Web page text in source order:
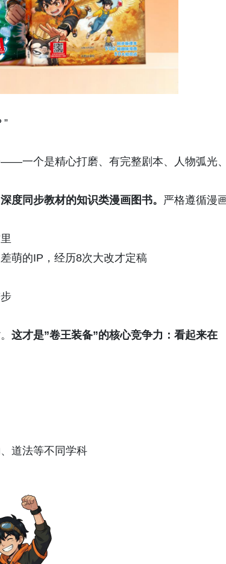
一个是精心打磨、有完整剧本、人物弧光
度同步教材的知识类漫画图书。 严格遵循漫
萌的IP，经历8次大改才定稿
这才是”卷王装备”的核心竞争力：看起来在
道法等不同学科